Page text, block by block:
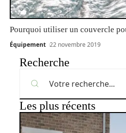
Pourquoi utiliser un couvercle
Équipement 22 novembre 2019
Recherche
Les plus récents